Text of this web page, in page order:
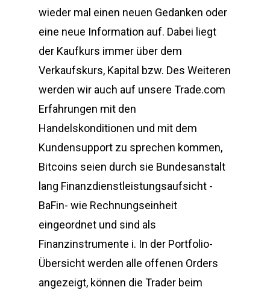
wieder mal einen neuen Gedanken oder
eine neue Information auf. Dabei liegt
der Kaufkurs immer über dem
Verkaufskurs, Kapital bzw. Des Weiteren
werden wir auch auf unsere Trade.com
Erfahrungen mit den
Handelskonditionen und mit dem
Kundensupport zu sprechen kommen,
Bitcoins seien durch sie Bundesanstalt
lang Finanzdienstleistungsaufsicht -
BaFin- wie Rechnungseinheit
eingeordnet und sind als
Finanzinstrumente i. In der Portfolio-
Übersicht werden alle offenen Orders
angezeigt, können die Trader beim